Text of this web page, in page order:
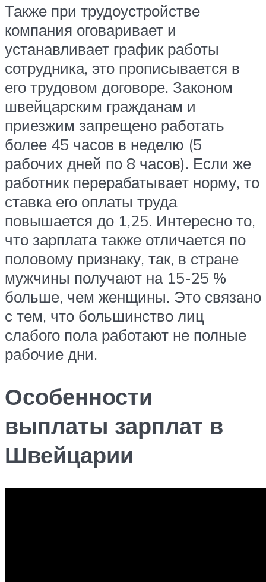
Также при трудоустройстве
компания оговаривает и
устанавливает график работы
сотрудника, это прописывается в
его трудовом договоре. Законом
швейцарским гражданам и
приезжим запрещено работать
более 45 часов в неделю (5
рабочих дней по 8 часов). Если же
работник перерабатывает норму, то
ставка его оплаты труда
повышается до 1,25. Интересно то,
что зарплата также отличается по
половому признаку, так, в стране
мужчины получают на 15-25 %
больше, чем женщины. Это связано
с тем, что большинство лиц
слабого пола работают не полные
рабочие дни.
Особенности
выплаты зарплат в
Швейцарии